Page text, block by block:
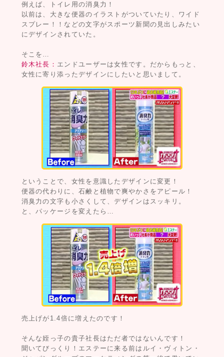
例えば、トイレ用の消臭力！
以前は、大きな便器のイラストがついていたり、ワイド
スプレー！！などの文字がスポーツ新聞の見出しみたい
にデザインされていた。
そこを…
鈴木社長： エンドユーザーは女性です。だからもっと、
女性に寄り添ったデザインにしたいと思いまして。
ということで、女性を意識したデザインに変更！
便器の代わりに、石鹸と植物で爽やかさをアピール！
消臭力の文字も小さくして、デザインはスッキリ。
と、パッケージを変えたら…
売上げが1.4倍に増えたのです！
そんな姪っ子の貴子社長はただ者ではないんです！
聞いてびっくり！エステーに来る前はルイ・ヴィトン・